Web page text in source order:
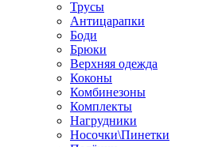
Трусы
Антицарапки
Боди
Брюки
Верхняя одежда
Коконы
Комбинезоны
Комплекты
Нагрудники
Носочки\Пинетки